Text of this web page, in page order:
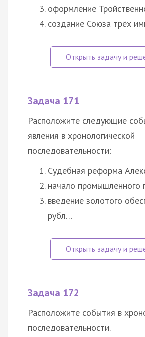
оформление
создание Союза трёх
Задача 171
Расположите следующие
явления в хронологической
последовательности:
Судебная реформа
начало промышленного
введение золотого
рубл…
Задача 172
Расположите события в
последовательности.